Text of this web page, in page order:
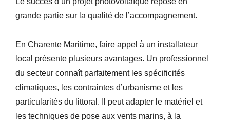
grande partie sur la qualité de l’accompagnement.
En Charente Maritime, faire appel à un installateur
local présente plusieurs avantages. Un professionnel
du secteur connaît parfaitement les spécificités
climatiques, les contraintes d’urbanisme et les
particularités du littoral. Il peut adapter le matériel et
les techniques de pose aux vents marins, à la